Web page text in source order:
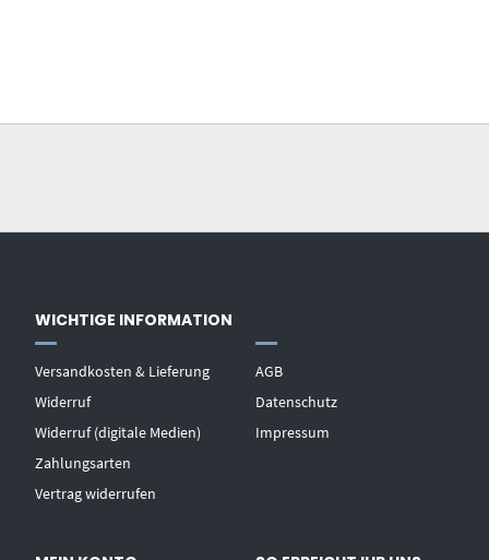
WICHTIGE INFORMATION
Versandkosten & Lieferung
Widerruf
Widerruf (digitale Medien)
Zahlungsarten
Vertrag widerrufen
AGB
Datenschutz
Impressum